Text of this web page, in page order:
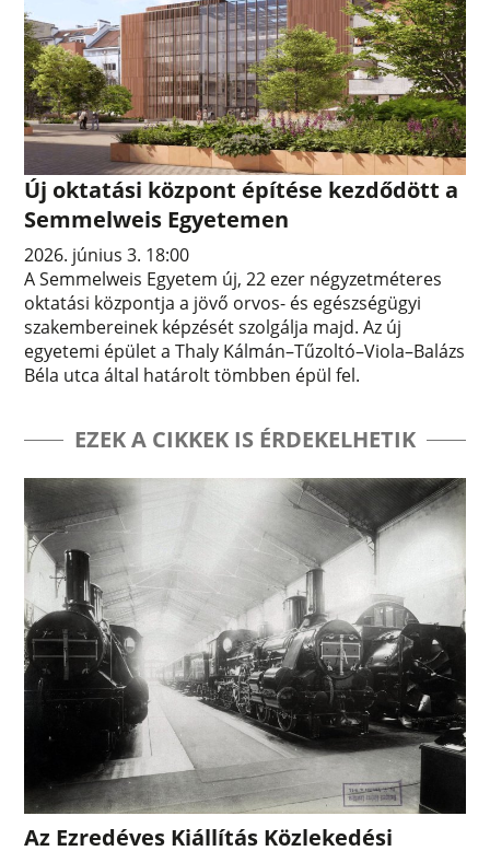
Új oktatási központ építése kezdődött a
Semmelweis Egyetemen
2026. június 3. 18:00
A Semmelweis Egyetem új, 22 ezer négyzetméteres
oktatási központja a jövő orvos- és egészségügyi
szakembereinek képzését szolgálja majd. Az új
egyetemi épület a Thaly Kálmán–Tűzoltó–Viola–Balázs
Béla utca által határolt tömbben épül fel.
EZEK A CIKKEK IS ÉRDEKELHETIK
Az Ezredéves Kiállítás Közlekedési